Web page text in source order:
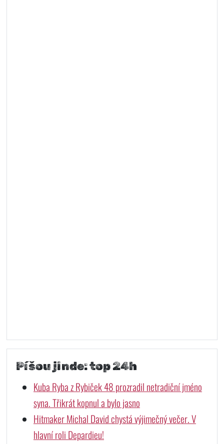
Píšou jinde: top 24h
Kuba Ryba z Rybiček 48 prozradil netradiční jméno
syna. Třikrát kopnul a bylo jasno
Hitmaker Michal David chystá výjimečný večer. V
hlavní roli Depardieu!